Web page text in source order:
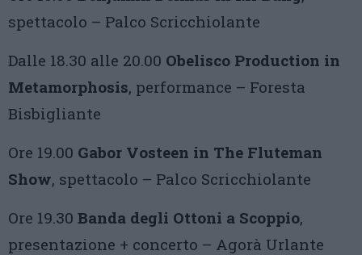
spettacolo – Palco Scricchiolante
Dalle 18.30 alle 20.00 Obelisco Production in
Metamorphosis, performance – Foresta
Bisbigliante
Ore 19.00 Gabor Vosteen in The Fluteman
Show, spettacolo – Palco Scricchiolante
Ore 19.30 Banda degli Ottoni a Scoppio,
presentazione + concerto – Agorà Urlante